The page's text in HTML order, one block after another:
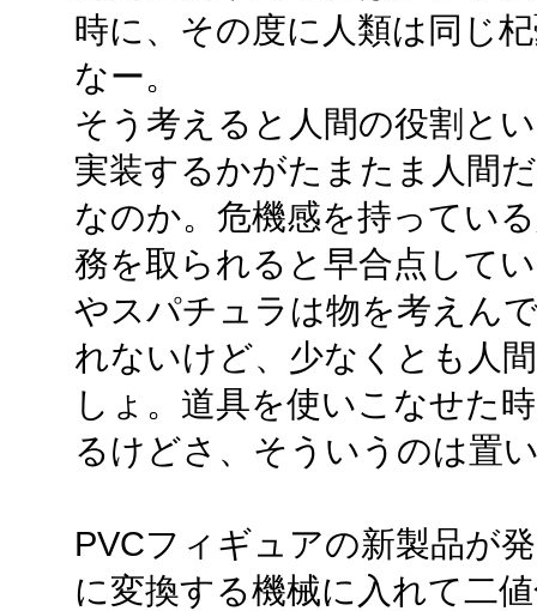
時に、その度に人類は同じ
なー。
そう考えると人間の役割と
実装するかがたまたま人間
なのか。危機感を持ってい
務を取られると早合点して
やスパチュラは物を考えん
れないけど、少なくとも人
しょ。道具を使いこなせた
るけどさ、そういうのは置
PVCフィギュアの新製品が
に変換する機械に入れて二